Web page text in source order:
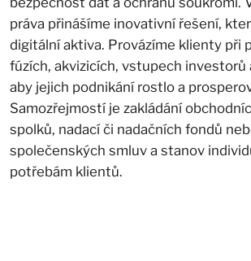
práva přinášíme inovativní řešení,
digitální aktiva. Provázíme klienty při
fúzích, akvizicích, vstupech investorů
aby jejich podnikání rostlo a
Samozřejmostí je zakládání
spolků, nadací či nadačních fondů
společenských smluv a stanov
potřebám klientů.